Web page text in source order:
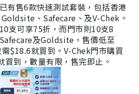
有售6款快速測試套裝，包括香港
、Safecare、及V-Chek。
支可享75折，而門市則10支8
及Goldsite，售價低至
$18.6就買到。V-Chek門市購買
買到，數量有限，售完即止。